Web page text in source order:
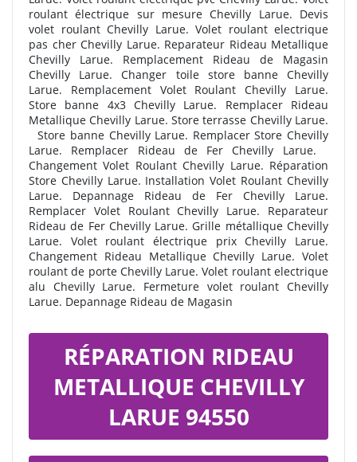
roulant électrique sur mesure Chevilly Larue. Devis
volet roulant Chevilly Larue. Volet roulant electrique
pas cher Chevilly Larue. Reparateur Rideau Metallique
Chevilly Larue. Remplacement Rideau de Magasin
Chevilly Larue. Changer toile store banne Chevilly
Larue. Remplacement Volet Roulant Chevilly Larue.
Store banne 4x3 Chevilly Larue. Remplacer Rideau
Metallique Chevilly Larue. Store terrasse Chevilly Larue.
Store banne Chevilly Larue. Remplacer Store Chevilly
Larue. Remplacer Rideau de Fer Chevilly Larue.
Changement Volet Roulant Chevilly Larue. Réparation
Store Chevilly Larue. Installation Volet Roulant Chevilly
Larue. Depannage Rideau de Fer Chevilly Larue.
Remplacer Volet Roulant Chevilly Larue. Reparateur
Rideau de Fer Chevilly Larue. Grille métallique Chevilly
Larue. Volet roulant électrique prix Chevilly Larue.
Changement Rideau Metallique Chevilly Larue. Volet
roulant de porte Chevilly Larue. Volet roulant electrique
alu Chevilly Larue. Fermeture volet roulant Chevilly
Larue. Depannage Rideau de Magasin
RÉPARATION RIDEAU
METALLIQUE CHEVILLY
LARUE 94550